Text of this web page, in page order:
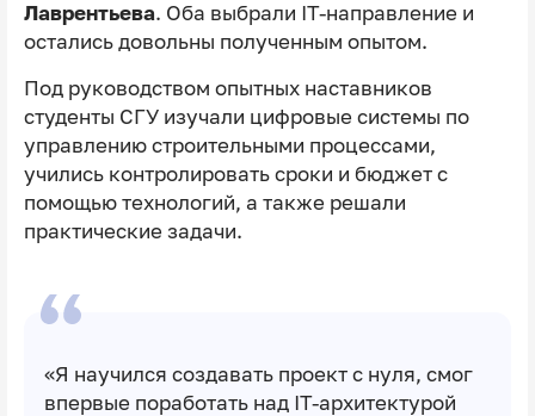
Лаврентьева. Оба выбрали IT-направление и
остались довольны полученным опытом.
Под руководством опытных наставников
студенты СГУ изучали цифровые системы по
управлению строительными процессами,
учились контролировать сроки и бюджет с
помощью технологий, а также решали
практические задачи.
«Я научился создавать проект с нуля, смог
впервые поработать над IT-архитектурой